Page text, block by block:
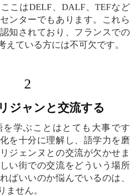
こはDELF、DALF、TEFなど
ンターでもあります。これら
知されており、フランスでの
えている方には不可欠です。
2
リジャンと交流する
を十分に理解し、語学力を磨
ジェンヌとの交流が欠かせま
い街での交流をどういう場所
ばいいのか悩んでいるのは、
ません。